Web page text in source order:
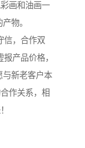
画和油画一
物。
信，合作双
产品价格，
与新老客户本
作关系，相